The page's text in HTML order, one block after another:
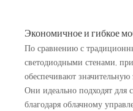
Экономичное и гибкое
По сравнению с
светодиодными стенами,
обеспечивают
Они идеально подходят для
благодаря облачному